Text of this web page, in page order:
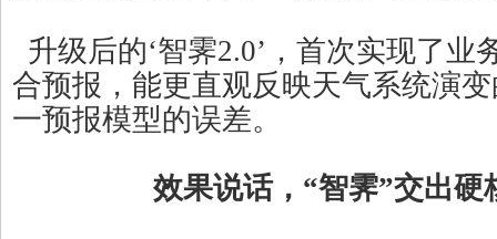
升级后的‘智霁2.0’，首次实现了业
合预报，能更直观反映天气系统演
一预报模型的误差。
效果说话，“智霁”交出硬